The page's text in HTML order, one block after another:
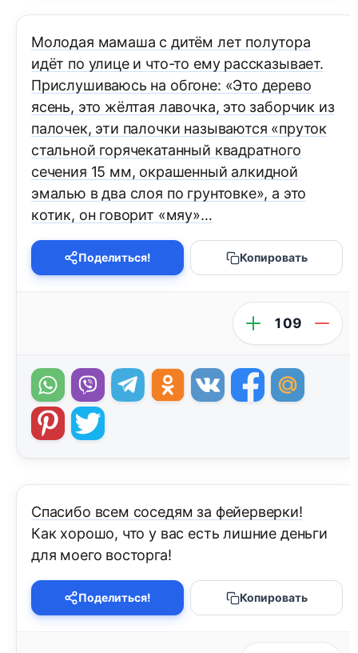
Молодая мамаша с дитём лет полутора
идёт по улице и что-то ему рассказывает.
Прислушиваюсь на обгоне: «Это дерево
ясень, это жёлтая лавочка, это заборчик из
палочек, эти палочки называются «пруток
стальной горячекатанный квадратного
сечения 15 мм, окрашенный алкидной
эмалью в два слоя по грунтовке», а это
котик, он говорит «мяу»…
Поделиться! Копировать
109
Спасибо всем соседям за фейерверки!
Как хорошо, что у вас есть лишние деньги
для моего восторга!
Поделиться! Копировать